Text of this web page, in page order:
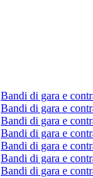
Bandi di gara e
Bandi di gara e
Bandi di gara e
Bandi di gara e
Bandi di gara e
Bandi di gara e
Bandi di gara e